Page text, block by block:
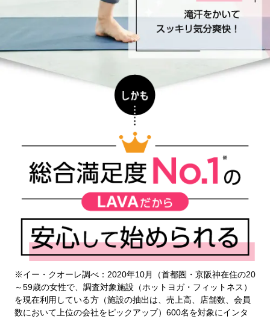
※イー・クオーレ調べ：2020年10月（首都圏・京阪神在住の20
～59歳の女性で、調査対象施設（ホットヨガ・フィットネス）
を現在利用している方（施設の抽出は、売上高、店舗数、会員
数において上位の会社をピックアップ）600名を対象にインタ